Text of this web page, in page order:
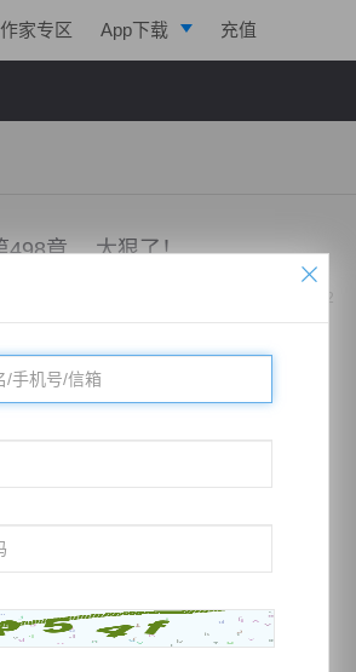
作家专区 App下载 充值
498章 太狠了！
更新时间：2020-03-09 10:16 字数：2012
打量了一下李南天。
思维混乱，这个时候又拒绝了。
脑子没实力，死的更快！
。